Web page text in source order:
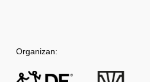
la inclusión, presentes
Organizan: